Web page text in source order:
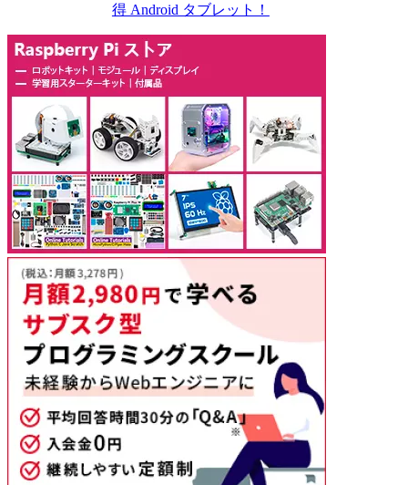
得 Android タブレット！